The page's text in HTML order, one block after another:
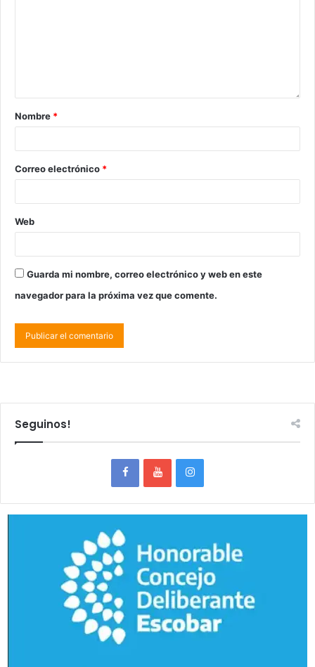
Nombre *
Correo electrónico *
Web
Guarda mi nombre, correo electrónico y web en este
navegador para la próxima vez que comente.
Seguinos!